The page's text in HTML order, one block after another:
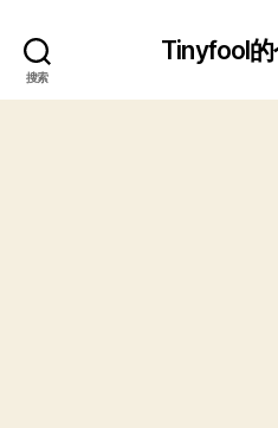
搜索
Tinyfool